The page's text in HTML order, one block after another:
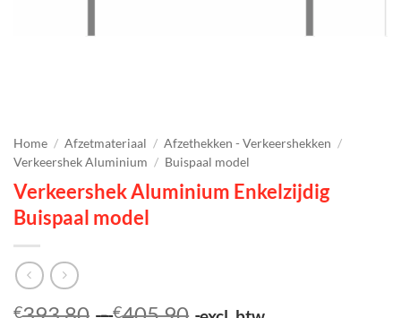
Home / Afzetmateriaal / Afzethekken - Verkeershekken /
Verkeershek Aluminium / Buispaal model
Verkeershek Aluminium Enkelzijdig
Buispaal model
€ €